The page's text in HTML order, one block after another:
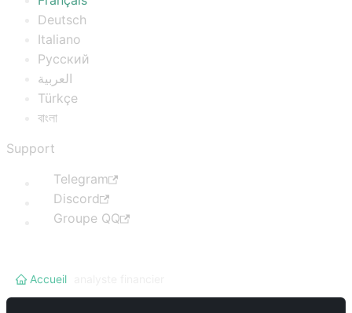
Deutsch
Italiano
Русский
العربية
Türkçe
বাংলা
Support
Telegram
Discord
Groupe QQ
Accueil